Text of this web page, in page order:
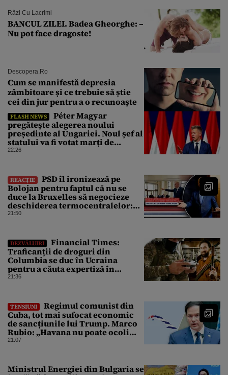
Râzi Cu Lacrimi
BANCUL ZILEI. Badea Gheorghe: –
Nu pot face dragoste!
Descopera.ro
Cum se manifestă depresia
zâmbitoare și ce trebuie să știe
cei din jur pentru a o recunoaște
FLASH NEWS
Péter Magyar
pregătește alegerea noului
președinte al Ungariei. Noul șef al
statului va fi votat marți de
Parlament
22:26
REACȚIE
PSD îl ironizează pe
Bolojan pentru faptul că nu se
duce la Bruxelles să negocieze
deschiderea termocentralelor:
„Pentru că a dat afară
21:50
DEZVĂLUIRI
Financial Times:
Traficanții de droguri din
Columbia se duc în Ucraina
pentru a căuta expertiză în
domeniul dronelor
21:36
TENSIUNI
Regimul comunist din
Cuba, tot mai sufocat economic
de sancțiunile lui Trump. Marco
Rubio: „Havana nu poate ocoli
sancțiunile prin mimat reforme”
21:07
Ministrul Energiei din Bulgaria se